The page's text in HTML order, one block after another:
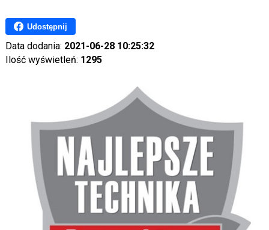
Udostępnij
Data dodania: 2021-06-28 10:25:32
Ilość wyświetleń: 1295